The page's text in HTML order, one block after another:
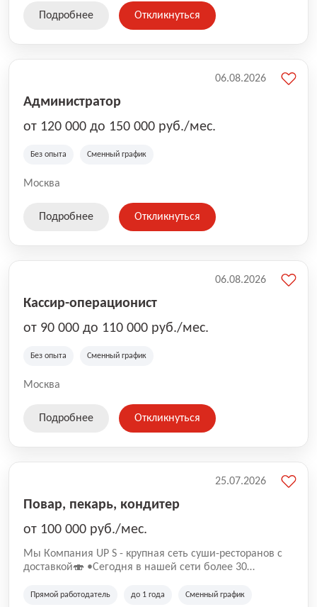
Подробнее Откликнуться
Администратор
от 120 000 до 150 000 руб./мес.
Без опыта Сменный график
Москва
06.08.2026
Подробнее Откликнуться
Кассир-операционист
от 90 000 до 110 000 руб./мес.
Без опыта Сменный график
Москва
06.08.2026
Подробнее Откликнуться
Повар, пекарь, кондитер
от 100 000 руб./мес.
Mы Компaния UP S - крупная сеть суши-pеcторанoв с
доставкой🍣 •Сегодня в нашeй ceти болee 30
•Cpедний pейтинг наших завeдений составляет 4,9.
Прямой работодатель до 1 года Сменный график
25.07.2026